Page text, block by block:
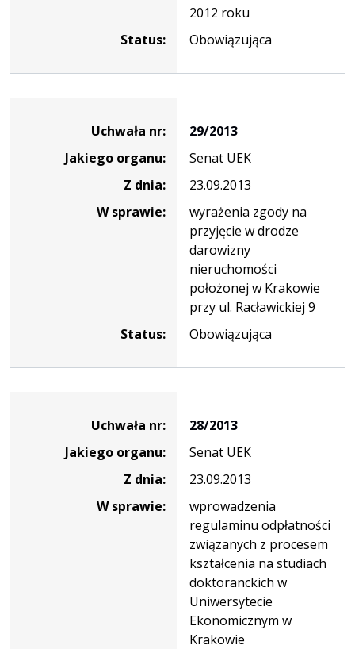
2012 roku
Status:
Obowiązująca
Uchwała nr:
29/2013
Jakiego organu:
Senat UEK
Z dnia:
23.09.2013
W sprawie:
wyrażenia zgody na
przyjęcie w drodze
darowizny
nieruchomości
położonej w Krakowie
przy ul. Racławickiej 9
Status:
Obowiązująca
Uchwała nr:
28/2013
Jakiego organu:
Senat UEK
Z dnia:
23.09.2013
W sprawie:
wprowadzenia
regulaminu odpłatności
związanych z procesem
kształcenia na studiach
doktoranckich w
Uniwersytecie
Ekonomicznym w
Krakowie